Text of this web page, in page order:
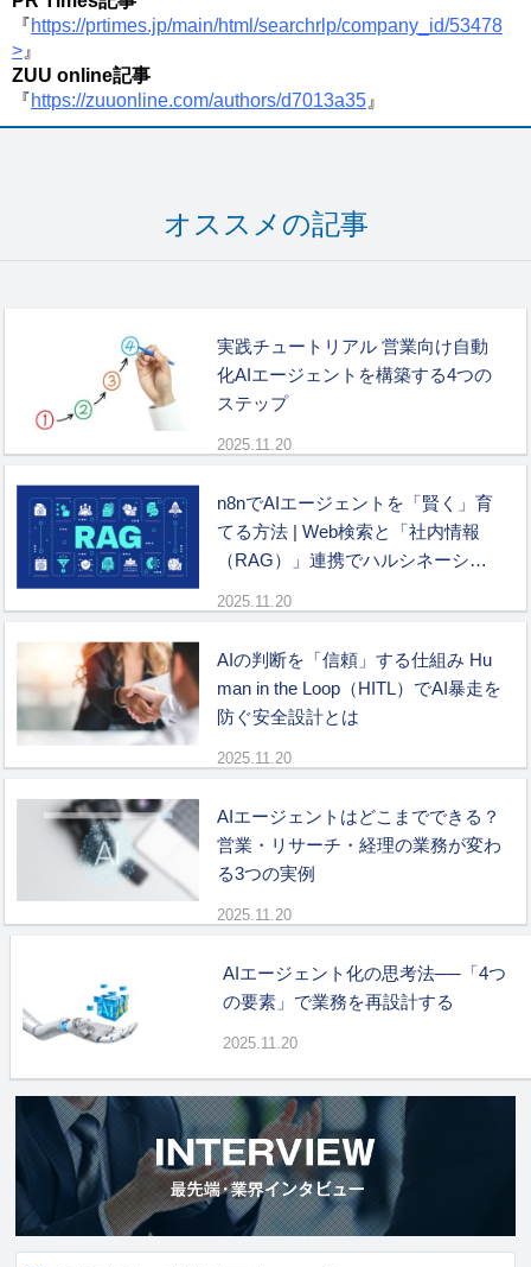
『https://prtimes.jp/main/html/searchrlp/company_id/53478
> 』
ZUU online記事
『https://zuuonline.com/authors/d7013a35 』
オススメの記事
実践チュートリアル 営業向け自動
化AIエージェントを構築する4つの
ステップ
2025.11.20
n8nでAIエージェントを「賢く」育
てる方法 | Web検索と「社内情報
（RAG）」連携でハルシネーショ
2025.11.20
AIの判断を「信頼」する仕組み Hu
man in the Loop（HITL）でAI暴走を
防ぐ安全設計とは
2025.11.20
AIエージェントはどこまでできる？
営業・リサーチ・経理の業務が変わ
る3つの実例
2025.11.20
AIエージェント化の思考法──「4つ
の要素」で業務を再設計する
2025.11.20